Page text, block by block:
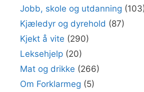
Jobb, skole og utdanning
Kjæledyr og dyrehold (87)
Kjekt å vite (290)
Leksehjelp (20)
Mat og drikke (266)
Om Forklarmeg (5)